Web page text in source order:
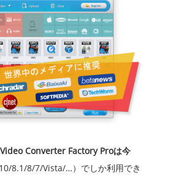
Converter Factory Proは今
8.1/8/7/Vista/…）でしか利用でき